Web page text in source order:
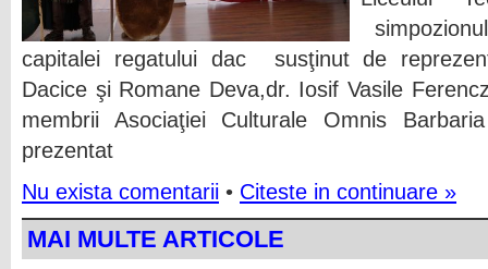
capitalei regatului dac susţinut de
Dacice şi Romane Deva,dr. Iosif Vasile
membrii Asociaţiei Culturale Omnis
prezentat
Nu exista comentarii • Citeste in continuare »
MAI MULTE ARTICOLE